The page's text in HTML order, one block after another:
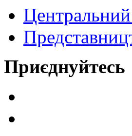
Приєднуйтесь